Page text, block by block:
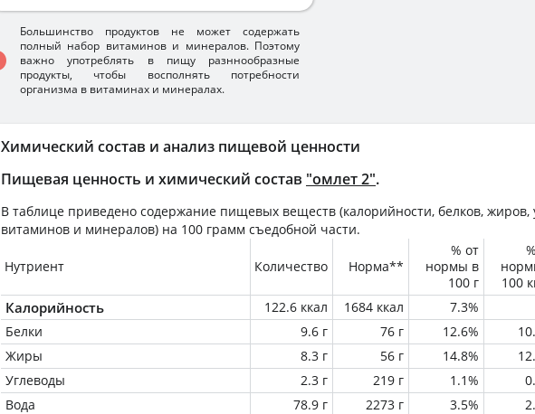
Химический состав и анализ пищевой ценности
Пищевая ценность и химический состав "омлет 2".
В таблице приведено содержание пищевых веществ (калорийности, белков, жиров,
витаминов и минералов) на 100 грамм съедобной части.
Нутриент Количество Норма**
% от
нормы в
100 г
100
Калорийность 122.6 ккал 1684 ккал 7.3%
Белки
9.6 г 76 г 12.6%
Жиры
8.3 г 56 г 14.8%
Углеводы
2.3 г 219 г 1.1%
Вода
78.9 г 2273 г 3.5%
Большинство продуктов не может содержать
полный набор витаминов и минералов. Поэтому
важно употреблять в пищу разннообразные
продукты, чтобы восполнять потребности
организма в витаминах и минералах.